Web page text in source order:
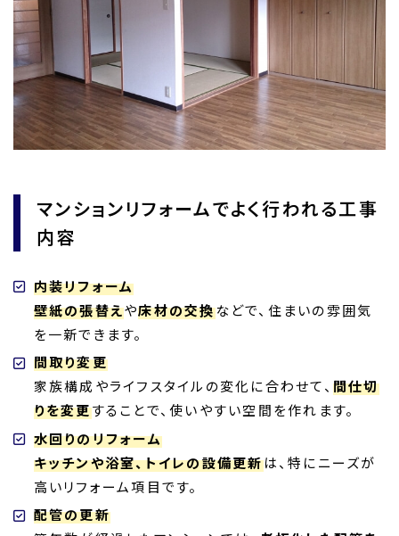
マンションリフォームでよく行われる工事
内容
内装リフォーム
壁紙の張替えや床材の交換などで、住まいの雰囲気
を一新できます。
間取り変更
家族構成やライフスタイルの変化に合わせて、 間仕切
りを変更することで、使いやすい空間を作れます。
水回りのリフォーム
キッチンや浴室、トイレの設備更新は、特にニーズが
高いリフォーム項目です。
配管の更新